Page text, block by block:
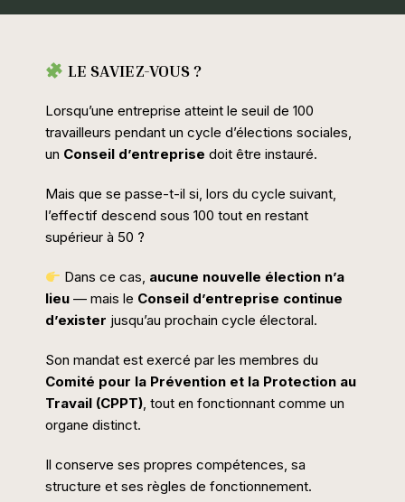
LE SAVIEZ-VOUS ?
Lorsqu’une entreprise atteint le seuil de 100
travailleurs pendant un cycle d’élections sociales,
un Conseil d’entreprise doit être instauré.
Mais que se passe-t-il si, lors du cycle suivant,
l’effectif descend sous 100 tout en restant
supérieur à 50 ?
Dans ce cas, aucune nouvelle élection n’a
lieu — mais le Conseil d’entreprise continue
d’exister jusqu’au prochain cycle électoral.
Son mandat est exercé par les membres du
Comité pour la Prévention et la Protection au
Travail (CPPT), tout en fonctionnant comme un
organe distinct.
Il conserve ses propres compétences, sa
structure et ses règles de fonctionnement.